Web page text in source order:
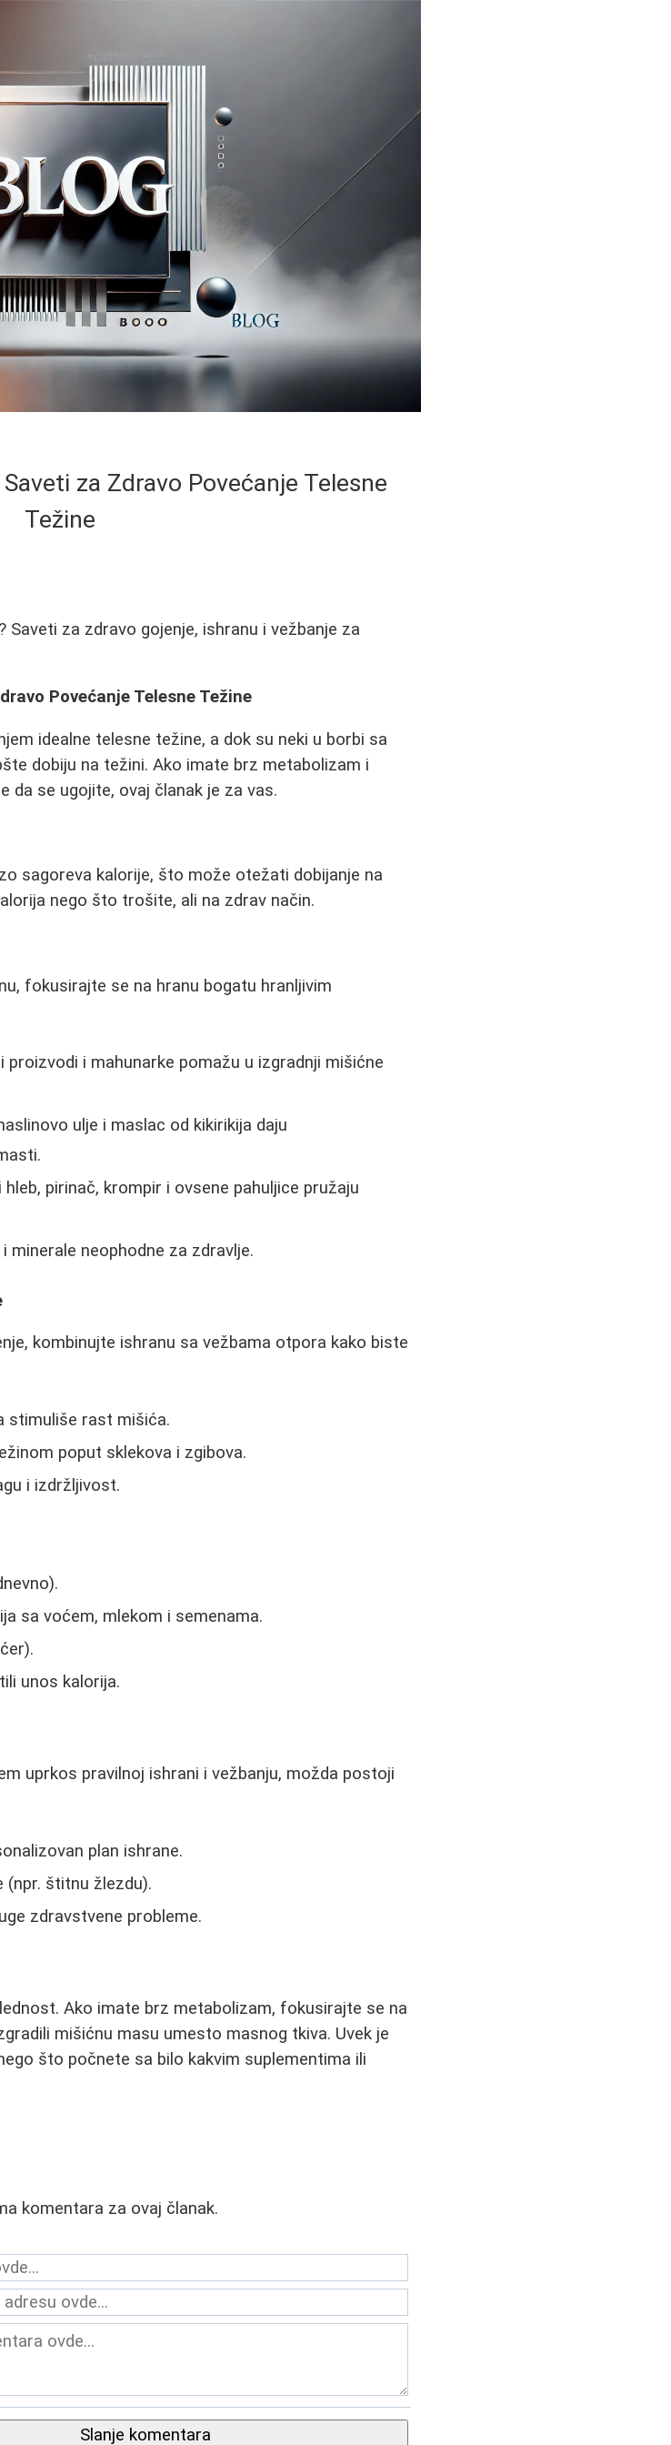
za Zdravo Povećanje Telesne
Težine
za zdravo gojenje, ishranu i vežbanje za
Povećanje Telesne Težine
idealne telesne težine, a dok su neki u borbi sa
dobiju na težini. Ako imate brz metabolizam i
da se ugojite, ovaj članak je za vas.
sagoreva kalorije, što može otežati dobijanje na
nego što trošite, ali na zdrav način.
fokusirajte se na hranu bogatu hranljivim
proizvodi i mahunarke pomažu u izgradnji mišićne
ulje i maslac od kikirikija daju
hleb, pirinač, krompir i ovsene pahuljice pružaju
minerale neophodne za zdravlje.
kombinujte ishranu sa vežbama otpora kako biste
stimuliše rast mišića.
poput sklekova i zgibova.
i izdržljivost.
sa voćem, mlekom i semenama.
unos kalorija.
uprkos pravilnoj ishrani i vežbanju, možda postoji
plan ishrane.
štitnu žlezdu).
zdravstvene probleme.
Ako imate brz metabolizam, fokusirajte se na
mišićnu masu umesto masnog tkiva. Uvek je
što počnete sa bilo kakvim suplementima ili
komentara za ovaj članak.
Slanje komentara